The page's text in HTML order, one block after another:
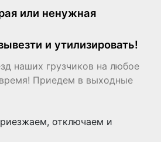
или ненужная
и утилизировать!
наших грузчиков на любое
Приедем в выходные
отключаем и